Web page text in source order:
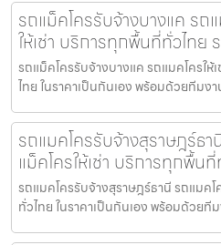
รถแม็คโครรับจ้างบางแค รถ
ให้เช่า บริการทุกพื้นที่ทั่วไทย
รถแม็คโครรับจ้างบางแค รถแมคโครให้
ไทย ในราคาเป็นกันเอง พร้อมด้วยทีมง
รถแมคโครรับจ้างสุราษฎร์ธ
แม็คโครให้เช่า บริการทุกพื้น
รถแมคโครรับจ้างสุราษฎร์ธานี รถแมคโ
ทั่วไทย ในราคาเป็นกันเอง พร้อมด้วยที